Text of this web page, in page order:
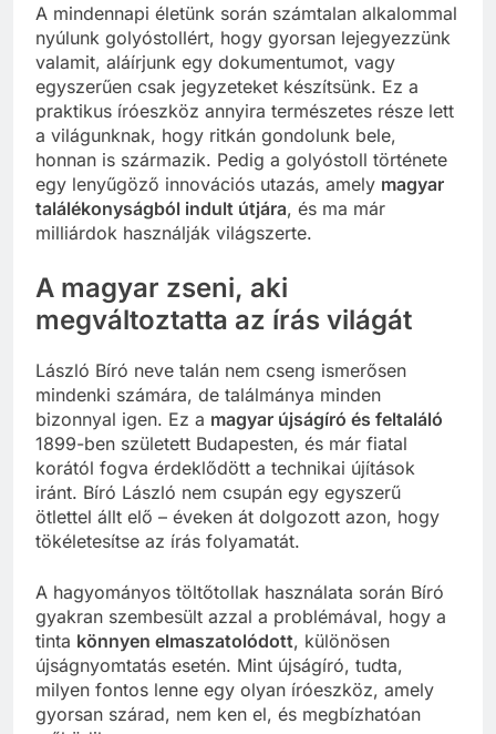
A mindennapi életünk során számtalan alkalommal
nyúlunk golyóstollért, hogy gyorsan lejegyezzünk
valamit, aláírjunk egy dokumentumot, vagy
egyszerűen csak jegyzeteket készítsünk. Ez a
praktikus íróeszköz annyira természetes része lett
a világunknak, hogy ritkán gondolunk bele,
honnan is származik. Pedig a golyóstoll története
egy lenyűgöző innovációs utazás, amely magyar
találékonyságból indult útjára, és ma már
milliárdok használják világszerte.
A magyar zseni, aki
megváltoztatta az írás világát
László Bíró neve talán nem cseng ismerősen
mindenki számára, de találmánya minden
bizonnyal igen. Ez a magyar újságíró és feltaláló
1899-ben született Budapesten, és már fiatal
korától fogva érdeklődött a technikai újítások
iránt. Bíró László nem csupán egy egyszerű
ötlettel állt elő – éveken át dolgozott azon, hogy
tökéletesítse az írás folyamatát.
A hagyományos töltőtollak használata során Bíró
gyakran szembesült azzal a problémával, hogy a
tinta könnyen elmaszatolódott, különösen
újságnyomtatás esetén. Mint újságíró, tudta,
milyen fontos lenne egy olyan íróeszköz, amely
gyorsan szárad, nem ken el, és megbízhatóan